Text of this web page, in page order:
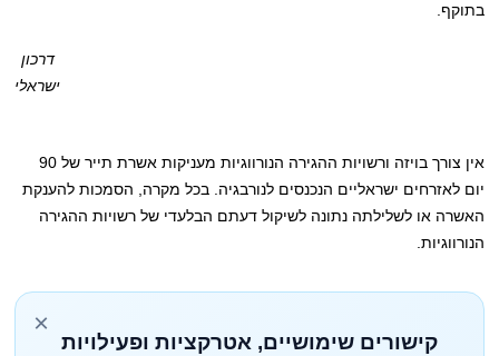
דרכון
ישראלי
בתוקף.
אין צורך בויזה ורשויות ההגירה הנורווגיות מעניקות אשרת תייר של 90
יום לאזרחים ישראליים הנכנסים לנורבגיה. בכל מקרה, הסמכות להענקת
האשרה או לשלילתה נתונה לשיקול דעתם הבלעדי של רשויות ההגירה
הנורווגיות.
×
קישורים שימושיים, אטרקציות ופעילויות